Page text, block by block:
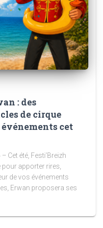
: des
de cirque
cet
Cet été, Festi’Breizh
pour apporter rires,
de vos événements
Erwan proposera ses